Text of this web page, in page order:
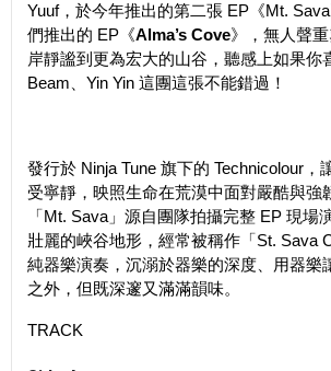
Yuuf，於今年推出的第二張 EP《Mt.
們推出的 EP《Alma’s Cove》，無人聲
岸靜謐到更為宏大的山谷，聽感上如果你
Beam、Yin Yin 這團這張不能錯過！
發行於 Ninja Tune 旗下的 Technicolour，
受寧靜，映照生命在荒漠中面對嚴酷與強
「Mt. Sava」源自團隊拍攝完整 EP 現場
壯麗的峽谷地形，經常被稱作「St. Sava
純器樂演奏，沉溺於器樂的深度、用器樂
之外，但既深邃又滿滿韻味。
TRACK